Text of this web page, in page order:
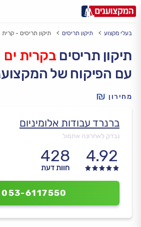
עירעיר: תל אביב, חיפה…
בעלי מקצוע תיקון תריסים תיקון תריסים - קרית
תיקון תריסים בקרית ים
עם הפיקוח של
מחירון
ברנרד עבודות אלומיניום
נבדק לאחרונה אתמול
4.92
428
חוות דעת
053-6117550